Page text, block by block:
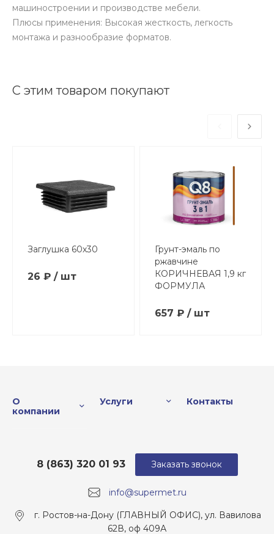
машиностроении и производстве мебели.
Плюсы применения: Высокая жесткость, легкость
монтажа и разнообразие форматов.
С этим товаром покупают
Заглушка 60х30
26 ₽ / шт
Грунт-эмаль по
ржавчине
КОРИЧНЕВАЯ 1,9 кг
ФОРМУЛА
657 ₽ / шт
О
компании
Услуги Контакты
info@supermet.ru
8 (863) 320 01 93
г. Ростов-на-Дону (ГЛАВНЫЙ ОФИС), ул. Вавилова
62В, оф 409А
Заказать звонок